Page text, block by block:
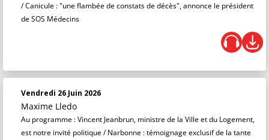
/ Canicule : "une flambée de constats de décès", annonce le président
de SOS Médecins
Vendredi 26 Juin 2026
Maxime Lledo
Au programme : Vincent Jeanbrun, ministre de la Ville et du Logement,
est notre invité politique / Narbonne : témoignage exclusif de la tante